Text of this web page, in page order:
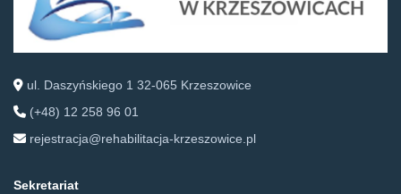
ul. Daszyńskiego 1 32-065 Krzeszowice
(+48) 12 258 96 01
rejestracja@rehabilitacja-krzeszowice.pl
Sekretariat